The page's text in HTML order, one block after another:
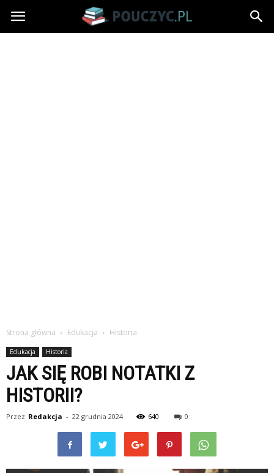
Pouczyc.pl
Strona główna Edukacja Historia
Edukacja Historia
JAK SIĘ ROBI NOTATKI Z
HISTORII?
Przez Redakcja - 22 grudnia 2024 640 0